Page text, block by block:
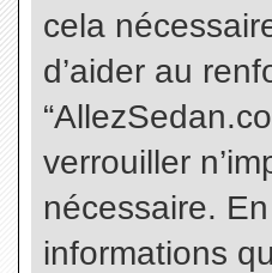
cela
d’aider au
verrouiller
nécessaire.
informations